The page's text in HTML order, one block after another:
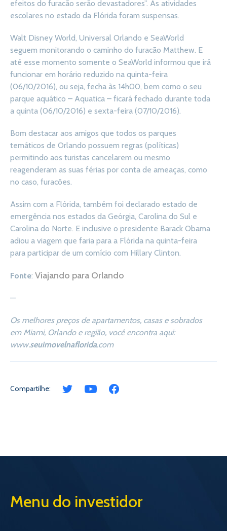
efeitos do furacão serão devastadores”. As atividades
escolares no estado da Flórida foram suspensas.
Walt Disney World, Universal Orlando e SeaWorld
seguem monitorando o caminho do furacão Matthew. E
até esse momento somente o SeaWorld informou que irá
funcionar em horário reduzido na quinta-feira
(06/10/2016), ou seja, fecha às 14h00, bem como o seu
parque aquático – Aquatica – ficará fechado durante toda
a quinta (06/10/2016) e sexta-feira (07/10/2016).
Bom destacar aos amigos que todos os parques
temáticos de Orlando possuem regras (políticas)
permitindo aos turistas cancelarem ou mesmo
reagenderam as suas férias por conta de ameaças, como
no caso, furacões.
Assim com a Flórida, também foi declarado estado de
emergência nos estados da Geórgia, Carolina do Sul e
Carolina do Norte. E inclusive o presidente Barack Obama
adiou a viagem que faria para a Flórida na quinta-feira
para participar de um comício com Hillary Clinton.
Fonte: Viajando para Orlando
—
Os melhores preços de apartamentos, casas e sobrados
em Miami, Orlando e região, você encontra aqui:
www.seuimovelnaflorida.com
Compartilhe:
Menu do investidor